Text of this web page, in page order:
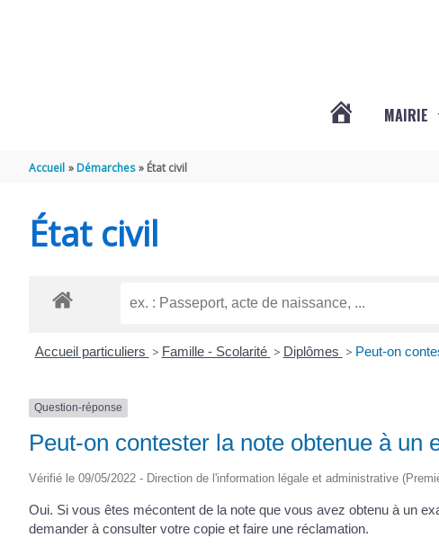
TITRE)
MAIRIE
Accueil Démarches État civil
État civil
Accueil particuliers > Famille - Scolarité > Diplômes > Peut-on
Question-réponse
Peut-on contester la note obtenue à un
Vérifié le 09/05/2022 - Direction de l'information légale et administrative
Oui. Si vous êtes mécontent de la note que vous avez obtenu à un
demander à consulter votre copie et faire une réclamation.